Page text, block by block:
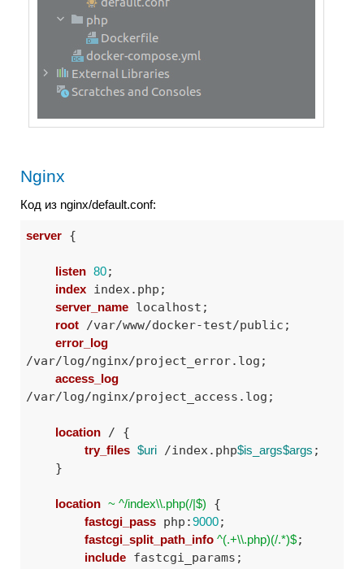
Nginx
Код из nginx/default.conf:
server {
listen 80;
index index.php;
server_name localhost;
root /var/www/docker-test/public;
error_log
/var/log/nginx/project_error.log;
access_log
/var/log/nginx/project_access.log;
location / {
try_files $uri /index.php$is_args$args ;
location ~ ^/index\\.php(/|$) {
fastcgi_pass php:9000;
fastcgi_split_path_info ^(.+\\.php)(/.*)$;
include fastcgi_params;